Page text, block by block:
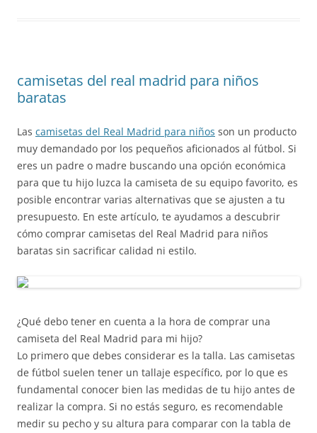
camisetas del real madrid para niños
baratas
Las camisetas del Real Madrid para niños son un producto
muy demandado por los pequeños aficionados al fútbol. Si
eres un padre o madre buscando una opción económica
para que tu hijo luzca la camiseta de su equipo favorito, es
posible encontrar varias alternativas que se ajusten a tu
presupuesto. En este artículo, te ayudamos a descubrir
cómo comprar camisetas del Real Madrid para niños
baratas sin sacrificar calidad ni estilo.
¿Qué debo tener en cuenta a la hora de comprar una
camiseta del Real Madrid para mi hijo?
Lo primero que debes considerar es la talla. Las camisetas
de fútbol suelen tener un tallaje específico, por lo que es
fundamental conocer bien las medidas de tu hijo antes de
realizar la compra. Si no estás seguro, es recomendable
medir su pecho y su altura para comparar con la tabla de